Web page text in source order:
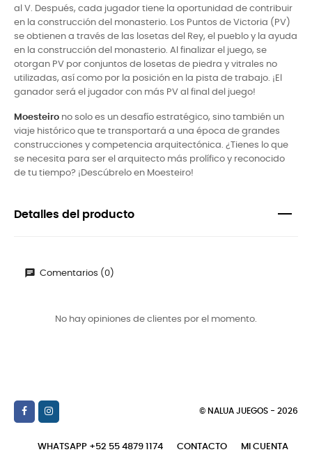
al V. Después, cada jugador tiene la oportunidad de contribuir
en la construcción del monasterio. Los Puntos de Victoria (PV)
se obtienen a través de las losetas del Rey, el pueblo y la ayuda
en la construcción del monasterio. Al finalizar el juego, se
otorgan PV por conjuntos de losetas de piedra y vitrales no
utilizadas, así como por la posición en la pista de trabajo. ¡El
ganador será el jugador con más PV al final del juego!
Moesteiro no solo es un desafío estratégico, sino también un
viaje histórico que te transportará a una época de grandes
construcciones y competencia arquitectónica. ¿Tienes lo que
se necesita para ser el arquitecto más prolífico y reconocido
de tu tiempo? ¡Descúbrelo en Moesteiro!
Detalles del producto
Comentarios (0)
No hay opiniones de clientes por el momento.
© NALUA JUEGOS - 2026
WHATSAPP +52 55 4879 1174 CONTACTO MI CUENTA